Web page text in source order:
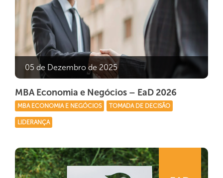
05 de Dezembro de 2025
MBA Economia e Negócios – EaD 2026
MBA ECONOMIA E NEGÓCIOS TOMADA DE DECISÃO
LIDERANÇA